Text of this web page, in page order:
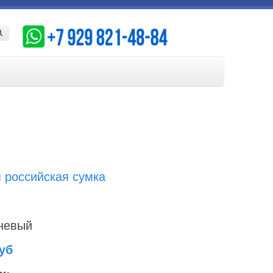
сумка